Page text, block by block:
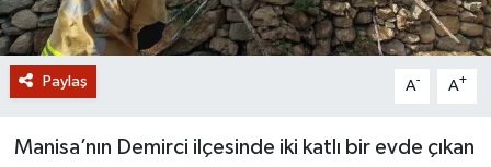
Paylaş A- A+
Manisa’nın Demirci ilçesinde iki katlı bir evde çıkan